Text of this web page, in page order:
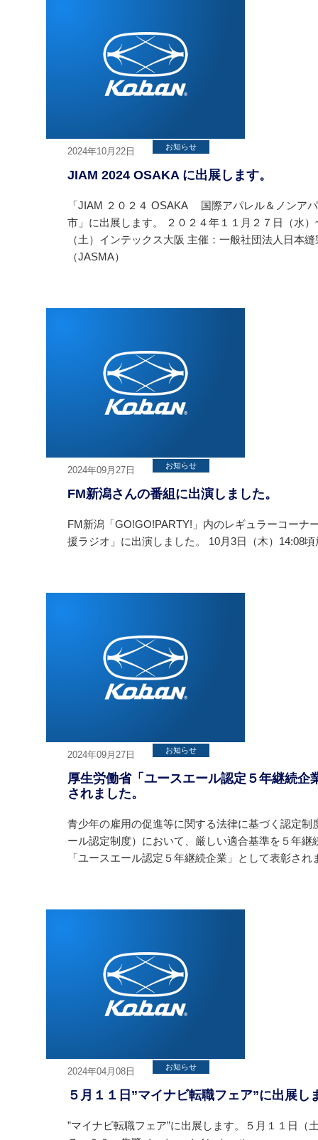
2024年10月22日 お知らせ
JIAM 2024 OSAKA に出展します。
「JIAM ２０２４ OSAKA 国際アパレル＆ノンア
市」に出展します。 ２０２４年１１月２７日（水
（土）インテックス大阪 主催：一般社団法人日本
（JASMA）
2024年09月27日 お知らせ
FM新潟さんの番組に出演しました。
FM新潟「GO!GO!PARTY!」内のレギュラーコーナ
援ラジオ」に出演しました。 10月3日（木）14:08
2024年09月27日 お知らせ
厚生労働省「ユースエール認定５年継続企
されました。
青少年の雇用の促進等に関する法律に基づく認定
ール認定制度）において、厳しい適合基準を５年継
「ユースエール認定５年継続企業」として表彰され
2024年04月08日 お知らせ
５月１１日”マイナビ転職フェア”に出展し
”マイナビ転職フェア”に出展します。５月１１日（